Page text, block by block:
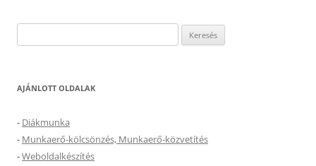
AJÁNLOTT OLDALAK
- Diákmunka
- Munkaerő-kölcsönzés, Munkaerő-közvetítés
-Weboldalkészítés